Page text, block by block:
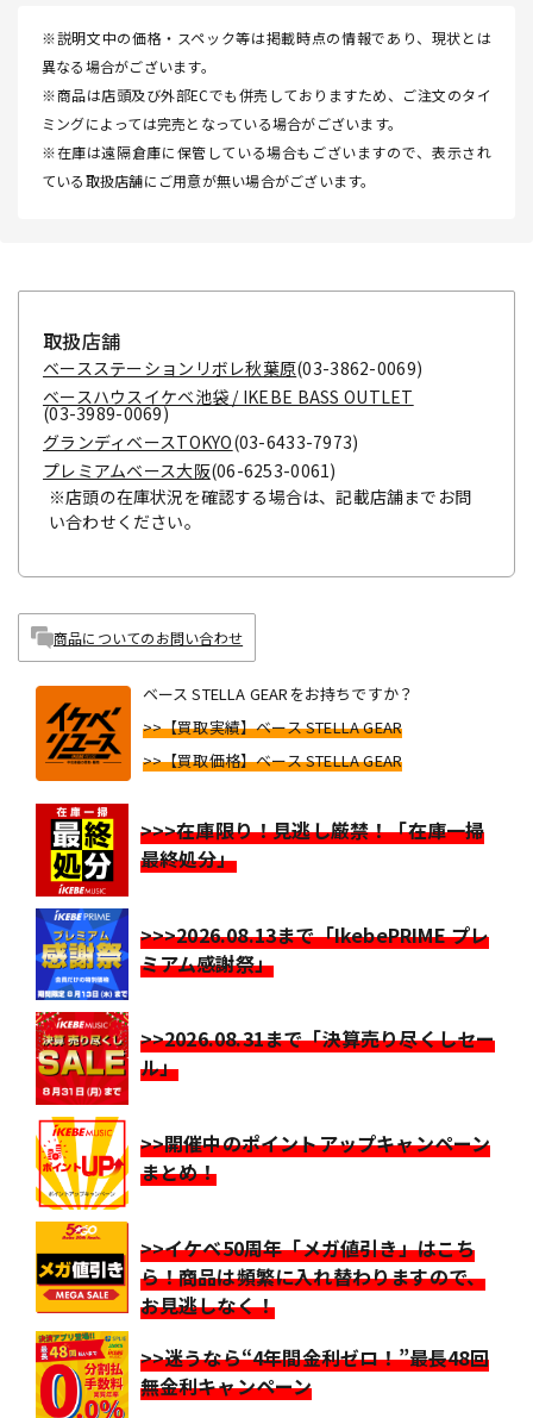
※説明文中の価格・スペック等は掲載時点の情報であり、現状とは
異なる場合がございます。
※商品は店頭及び外部ECでも併売しておりますため、ご注文のタイ
ミングによっては完売となっている場合がございます。
※在庫は遠隔倉庫に保管している場合もございますので、表示され
ている取扱店舗にご用意が無い場合がございます。
取扱店舗
ベースステーションリボレ秋葉原(03-3862-0069)
ベースハウスイケベ池袋 / IKEBE BASS OUTLET
(03-3989-0069)
グランディベースTOKYO(03-6433-7973)
プレミアムベース大阪(06-6253-0061)
※店頭の在庫状況を確認する場合は、記載店舗までお問
い合わせください。
商品についてのお問い合わせ
ベース STELLA GEARをお持ちですか？
>>【買取実績】ベース STELLA GEAR
>>【買取価格】ベース STELLA GEAR
>>>在庫限り！見逃し厳禁！「在庫一掃
最終処分」
>>>2026.08.13まで「IkebePRIME プレ
ミアム感謝祭」
>>2026.08.31まで「決算売り尽くしセー
ル」
>>開催中のポイントアップキャンペーン
まとめ！
>>イケベ50周年「メガ値引き」はこち
ら！商品は頻繁に入れ替わりますので、
お見逃しなく！
>>迷うなら“4年間金利ゼロ！”最長48回
無金利キャンペーン